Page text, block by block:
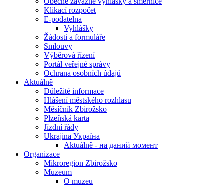
Klikací rozpočet
E-podatelna
Vyhlášky
Žádosti a formuláře
Smlouvy
Výběrová řízení
Portál veřejné správy
Ochrana osobních údajů
Aktuálně
Důležité informace
Hlášení městského rozhlasu
Měsíčník Zbirožsko
Plzeňská karta
Jízdní řády
Ukrajina Україна
Aktuálně - на даний момент
Organizace
Mikroregion Zbirožsko
Muzeum
O muzeu